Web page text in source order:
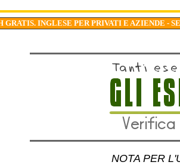
GRATIS. INGLESE PER PRIVATI E AZIENDE -
NOTA PER